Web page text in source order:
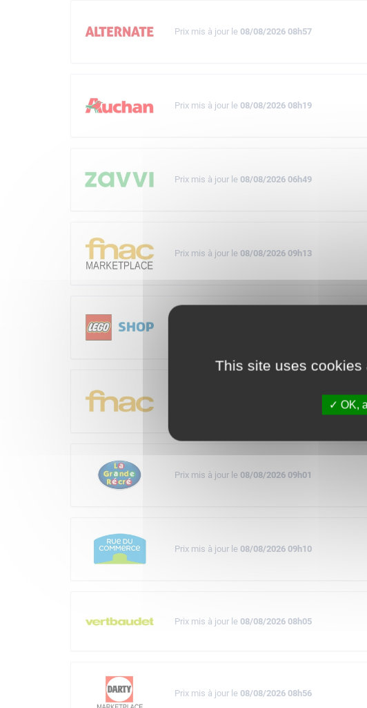
Prix mis à jour le 08/08/2026 08h57
Prix mis à jour le 08/08/2026 08h19
Prix mis à jour le 08/08/2026 06h49
Prix mis à jour le 08/08/2026 09h13
Prix mis à jour le 08/08/2026 09h01
Prix mis à jour le 08/08/2026 09h10
Prix mis à jour le 08/08/2026 08h05
Prix mis à jour le 08/08/2026 08h56
This site uses
OK,